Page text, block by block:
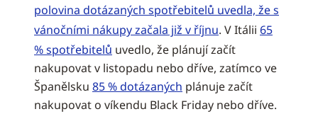
polovina dotázaných spotřebitelů uvedla, že s
vánočními nákupy začala již v říjnu. V Itálii 65
% spotřebitelů uvedlo, že plánují začít
nakupovat v listopadu nebo dříve, zatímco ve
Španělsku 85 % dotázaných plánuje začít
nakupovat o víkendu Black Friday nebo dříve.